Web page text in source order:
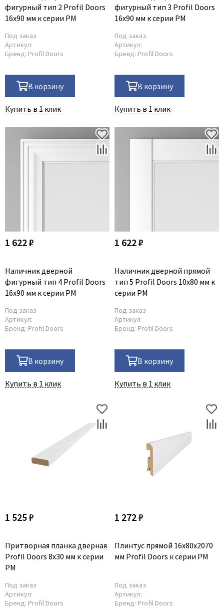
фигурный тип 2 Profil Doors
16x90 мм к серии PM
Под заказ
Артикул:
Бренд: Profil Doors
В корзину
Купить в 1 клик
фигурный тип 3 Profil Doors
16x90 мм к серии PM
Под заказ
Артикул:
Бренд: Profil Doors
В корзину
Купить в 1 клик
1 622 ₽
Наличник дверной
фигурный тип 4 Profil Doors
16x90 мм к серии PM
Под заказ
Артикул:
Бренд: Profil Doors
В корзину
Купить в 1 клик
1 622 ₽
Наличник дверной прямой
тип 5 Profil Doors 10x80 мм к
серии PM
Под заказ
Артикул:
Бренд: Profil Doors
В корзину
Купить в 1 клик
1 525 ₽
Притворная планка дверная
Profil Doors 8x30 мм к серии
PM
Под заказ
Артикул:
Бренд: Profil Doors
1 272 ₽
Плинтус прямой 16x80x2070
мм Profil Doors к серии PM
Под заказ
Артикул:
Бренд: Profil Doors